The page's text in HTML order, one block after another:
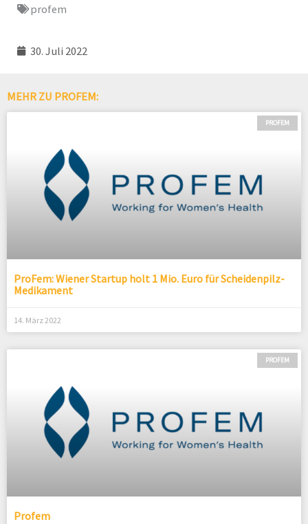
profem
30. Juli 2022
MEHR ZU PROFEM:
PROFEM
ProFem: Wiener Startup holt 1 Mio. Euro für Scheidenpilz-
Medikament
14. März 2022
PROFEM
Profem